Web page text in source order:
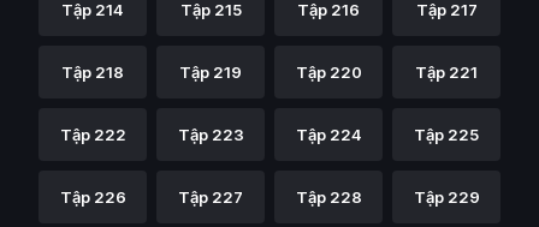
Tập 214 Tập 215 Tập 216 Tập 217
Tập 218 Tập 219 Tập 220 Tập 221
Tập 222 Tập 223 Tập 224 Tập 225
Tập 226 Tập 227 Tập 228 Tập 229